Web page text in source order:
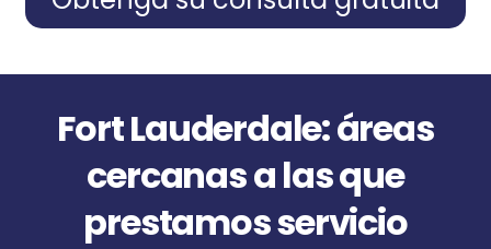
Fort Lauderdale: áreas
cercanas a las que
prestamos servicio